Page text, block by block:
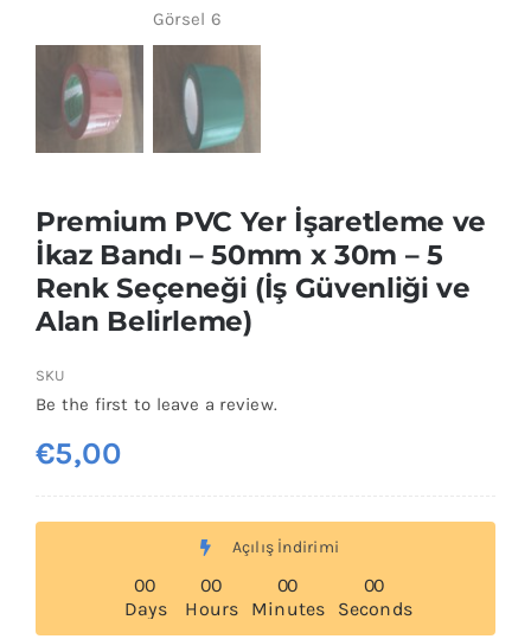
Premium PVC Yer İşaretleme ve
İkaz Bandı – 50mm x 30m – 5
Renk Seçeneği (İş Güvenliği ve
Alan Belirleme)
SKU
Be the first to leave a review.
€5,00
Açılış İndirimi
00
Days
00
Hours
00
Minutes
00
Seconds